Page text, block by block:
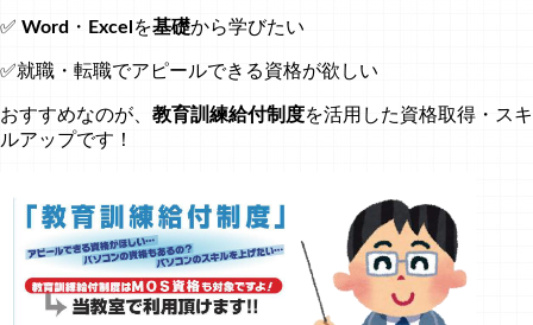
✅ Word ・ Excel を基礎から学びたい
✅就職・転職でアピールできる資格が欲しい
おすすめなのが、 教育訓練給付制度を活用した資格取得・スキ
ルアップです！